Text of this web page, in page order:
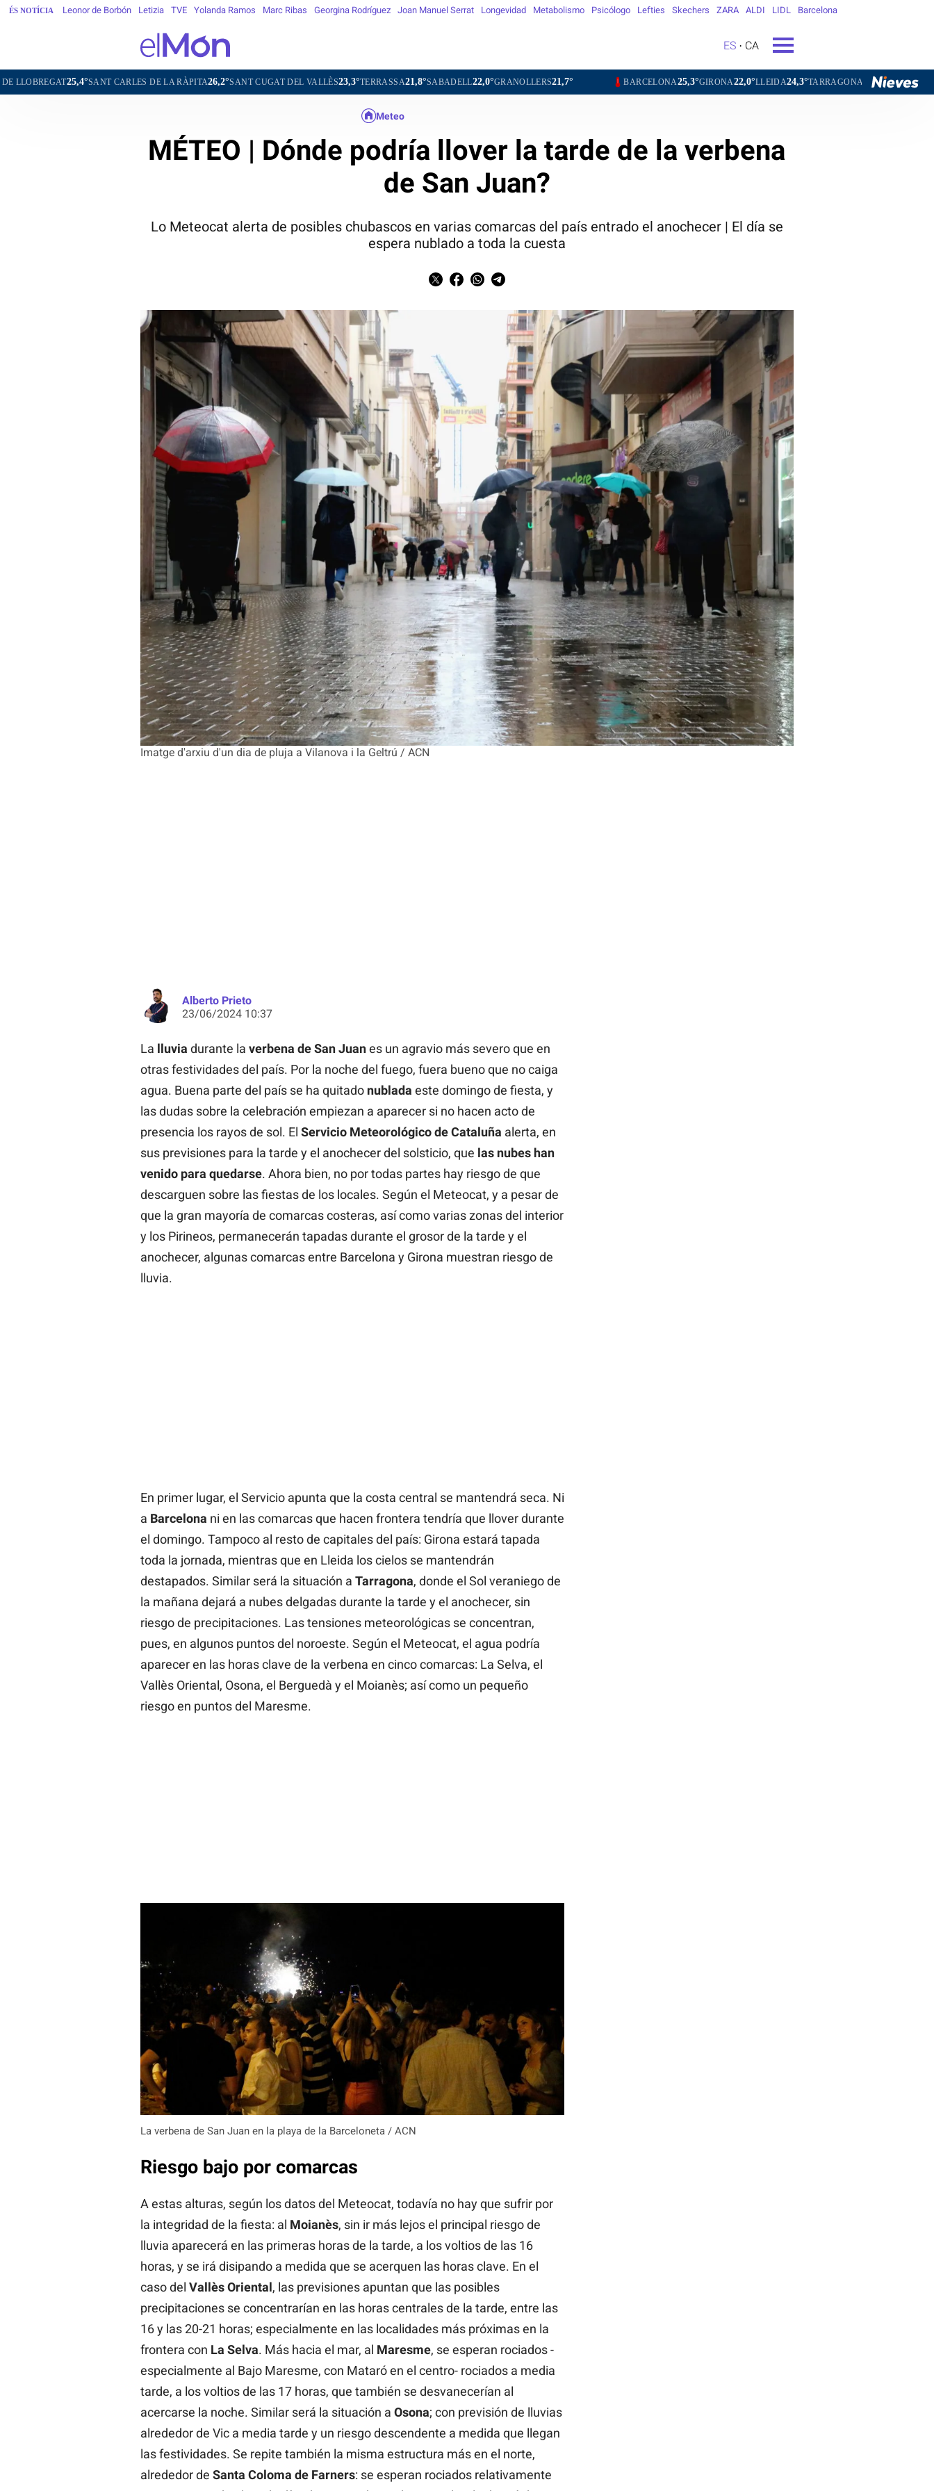
ÉS NOTÍCIA Leonor de Borbón Letizia TVE Yolanda Ramos Marc Ribas Georgina Rodríguez Joan Manuel Serrat Longevidad Metabolismo Psicólogo Lefties Skechers ZARA ALDI LIDL Barcelona
ES CA
SANT CARLES DE LA RÀPITA26,2°SANT CUGAT DEL VALLÈS23,3°TERRASSA21,8°SABADELL22,0°GRANOLLERS21,7° BARCELONA 25,3°GIRONA22,0°LLEIDA24,3°TARRAGONA26,2°TORTOSA25,4°MATARÓ
Imatge d'arxiu d'un dia de pluja a Vilanova i la Geltrú / ACN
Meteo
MÉTEO | Dónde podría llover la tarde de la verbena
de San Juan?
Lo Meteocat alerta de posibles chubascos en varias comarcas del país entrado el anochecer | El día se
espera nublado a toda la cuesta
Alberto Prieto
23/06/2024 10:37
La lluvia durante la verbena de San Juanes un agravio más severo que en
otras festividades del país. Por la noche del fuego, fuera bueno que no caiga
agua. Buena parte del país se ha quitado nublada este domingo de fiesta, y
las dudas sobre la celebración empiezan a aparecer si no hacen acto de
presencia los rayos de sol. El Servicio Meteorológico de Cataluña alerta, en
sus previsiones para la tarde y el anochecer del solsticio, que las nubes han
venido para quedarse. Ahora bien, no por todas partes hay riesgo de que
descarguen sobre las fiestas de los locales. Según el Meteocat, y a pesar de
que la gran mayoría de comarcas costeras, así como varias zonas del interior
y los Pirineos, permanecerán tapadas durante el grosor de la tarde y el
anochecer, algunas comarcas entre Barcelona y Girona muestran riesgo de
lluvia.
En primer lugar, el Servicio apunta que la costa central se mantendrá seca. Ni
a Barcelona ni en las comarcas que hacen frontera tendría que llover durante
el domingo. Tampoco al resto de capitales del país: Girona estará tapada
toda la jornada, mientras que en Lleida los cielos se mantendrán
destapados. Similar será la situación a Tarragona, donde el Sol veraniego de
la mañana dejará a nubes delgadas durante la tarde y el anochecer, sin
riesgo de precipitaciones. Las tensiones meteorológicas se concentran,
pues, en algunos puntos del noroeste. Según el Meteocat, el agua podría
aparecer en las horas clave de la verbena en cinco comarcas: La Selva, el
Vallès Oriental, Osona, el Berguedà y el Moianès; así como un pequeño
riesgo en puntos del Maresme.
La verbena de San Juan en la playa de la Barceloneta / ACN
Riesgo bajo por comarcas
A estas alturas, según los datos del Meteocat, todavía no hay que sufrir por
la integridad de la fiesta: al Moianès, sin ir más lejos el principal riesgo de
lluvia aparecerá en las primeras horas de la tarde, a los voltios de las 16
horas, y se irá disipando a medida que se acerquen las horas clave. En el
caso del Vallès Oriental, las previsiones apuntan que las posibles
precipitaciones se concentrarían en las horas centrales de la tarde, entre las
16 y las 20-21 horas; especialmente en las localidades más próximas en la
frontera con La Selva. Más hacia el mar, al Maresme, se esperan rociados -
especialmente al Bajo Maresme, con Mataró en el centro- rociados a media
tarde, a los voltios de las 17 horas, que también se desvanecerían al
acercarse la noche. Similar será la situación a Osona; con previsión de lluvias
alrededor de Vic a media tarde y un riesgo descendente a medida que llegan
las festividades. Se repite también la misma estructura más en el norte,
alrededor de Santa Coloma de Farners: se esperan rociados relativamente